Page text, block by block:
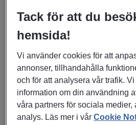
bland annat identifiera och
rehabiliteringsbehov samt i
patienter som har behov av
Samverka och samordna
koordinera och utveckla det
sjukskrivnings- och
Tack för att du
hemsida!
Vi använder cookies för att
annonser, tillhandahålla
och för att analysera vår trafik.
information om din användning
våra partners för sociala medier,
analys. Läs mer i vårCookie